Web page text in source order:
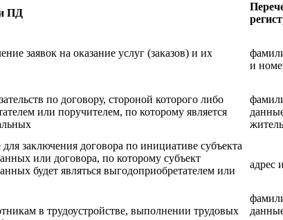
ПД
заявок на оказание услуг (заказов) и их
и
по договору, стороной которого либо
или поручителем, по которому является
заключения договора по инициативе субъекта
или договора, по которому субъект
будет являться выгодоприобретателем или
адрес
в трудоустройстве, выполнении трудовых